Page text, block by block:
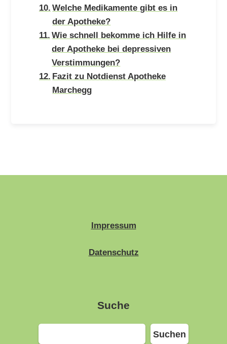
Welche Medikamente gibt es in
der Apotheke?
Wie schnell bekomme ich Hilfe in
der Apotheke bei depressiven
Verstimmungen?
Fazit zu Notdienst Apotheke
Marchegg
Impressum
Datenschutz
Suche
Suchen
Suchen